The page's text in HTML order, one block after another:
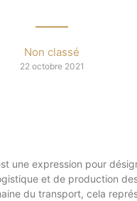
Non classé
22 octobre 2021
une expression pour
et de production
du transport, cela